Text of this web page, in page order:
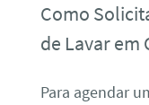
Como
de Lavar em
Para agendar